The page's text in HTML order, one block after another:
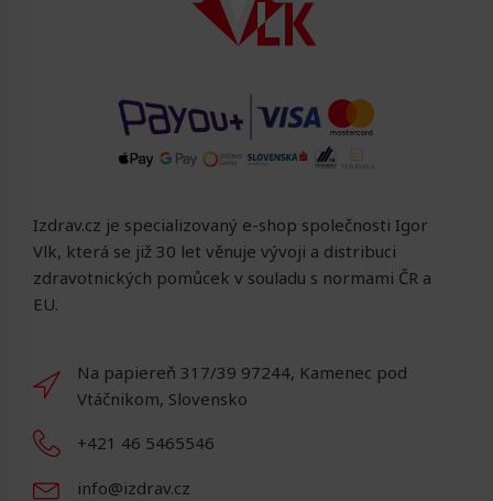
Izdrav.cz je specializovaný e-shop společnosti Igor
Vlk, která se již 30 let věnuje vývoji a distribuci
zdravotnických pomůcek v souladu s normami ČR a
EU.
Na papiereň 317/39 97244, Kamenec pod
Vtáčnikom, Slovensko
+421 46 5465546
info@izdrav.cz